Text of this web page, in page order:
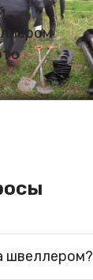
швеллером?